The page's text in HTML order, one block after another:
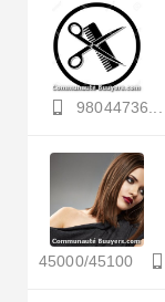
98044736...
45000/45100